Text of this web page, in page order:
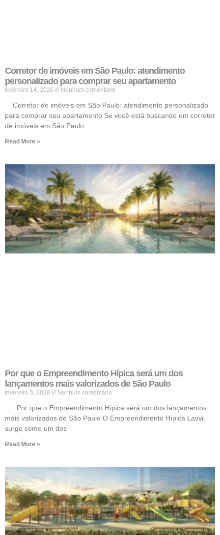
Corretor de imóveis em São Paulo: atendimento
personalizado para comprar seu apartamento
fevereiro 14, 2026 Nenhum comentário
Corretor de imóveis em São Paulo: atendimento personalizado
para comprar seu apartamento Se você está buscando um corretor
de imóveis em São Paulo
Read More »
Por que o Empreendimento Hípica será um dos
lançamentos mais valorizados de São Paulo
fevereiro 5, 2026 Nenhum comentário
Por que o Empreendimento Hípica será um dos lançamentos
mais valorizados de São Paulo O Empreendimento Hípica Lavvi
surge como um dos
Read More »